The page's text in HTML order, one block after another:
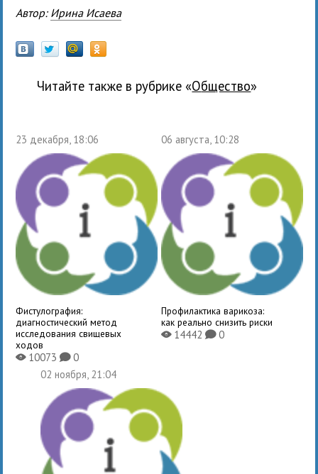
Автор: Ирина Исаева
Читайте также в рубрике « общество»
23 декабря, 18:06
Фистулография:
диагностический метод
исследования свищевых
ходов
X10073K0
06 августа, 10:28
Профилактика варикоза:
как реально снизить риски
X14442 K0
02 ноября, 21:04